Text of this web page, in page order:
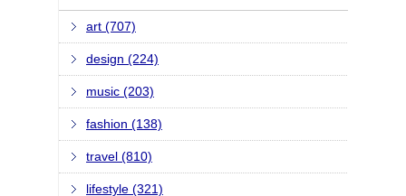
art (707)
design (224)
music (203)
fashion (138)
travel (810)
lifestyle (321)